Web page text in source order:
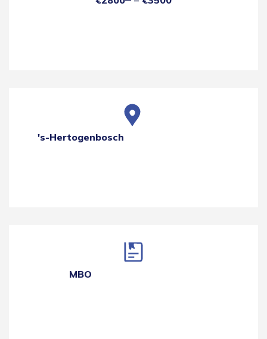
's-Hertogenbosch
MBO